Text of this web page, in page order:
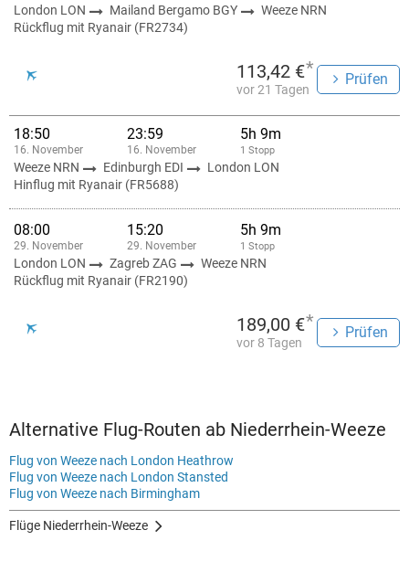
London LON Mailand Bergamo BGY
Weeze NRN
Rückflug mit Ryanair (FR2734)
113,42 €*
vor 21 Tagen
Prüfen
18:50
16. November
23:59
16. November
5h 9m
1 Stopp
Weeze NRN Edinburgh EDI
London LON
Hinflug mit Ryanair (FR5688)
08:00
29. November
15:20
29. November
5h 9m
1 Stopp
London LON Zagreb ZAG
Weeze NRN
Rückflug mit Ryanair (FR2190)
189,00 €*
vor 8 Tagen
Prüfen
Alternative Flug-Routen ab Niederrhein-Weeze
Flug von Weeze nach London Heathrow
Flug von Weeze nach London Stansted
Flug von Weeze nach Birmingham
Flüge Niederrhein-Weeze